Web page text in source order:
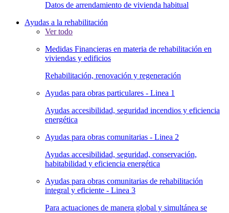
Datos de arrendamiento de vivienda habitual
Ayudas a la rehabilitación
Ver todo
Medidas Financieras en materia de rehabilitación en
viviendas y edificios
Rehabilitación, renovación y regeneración
Ayudas para obras particulares - Linea 1
Ayudas accesibilidad, seguridad incendios y eficiencia
energética
Ayudas para obras comunitarias - Linea 2
Ayudas accesibilidad, seguridad, conservación,
habitabilidad y eficiencia energética
Ayudas para obras comunitarias de rehabilitación
integral y eficiente - Linea 3
Para actuaciones de manera global y simultánea se